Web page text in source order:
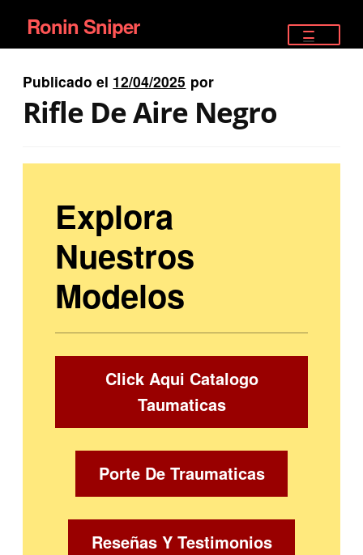
Ir
a
la
navegación
Ir
al
contenido
Ronin Sniper
EQUIPAMIENTO ÉLITE
SATELITALES
Publicado el 12/04/2025 por
Rifle De Aire Negro
Explora
Nuestros
Modelos
Click Aqui Catalogo
Taumaticas
Porte De Traumaticas
Reseñas Y Testimonios